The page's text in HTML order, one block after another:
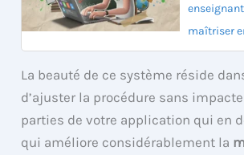
maîtriser
La beauté de ce système réside
d’ajuster la procédure sans
parties de votre application qui en
qui améliore considérablement la